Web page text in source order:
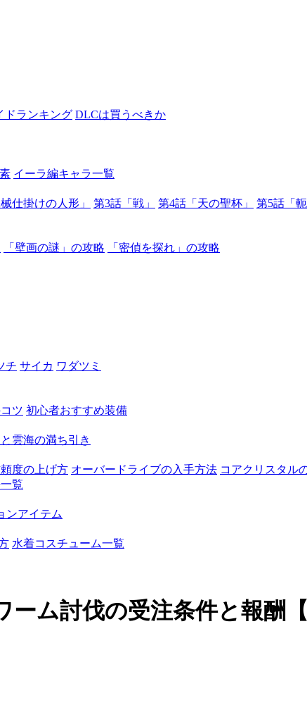
ドランキング DLCは買うべきか
イーラ編キャラ一覧
仕掛けの人形」 第3話「戦」 第4話「天の聖杯」 第5話「軛
「壁画の謎」の攻略
「密偵を探れ」の攻略
チ サイカ ワダツミ
ツ 初心者おすすめ装備
雲海の満ち引き
度の上げ方 オーバードライブの入手方法 コアクリスタル
覧
ンアイテム
水着コスチューム一覧
ーム討伐の受注条件と報酬【